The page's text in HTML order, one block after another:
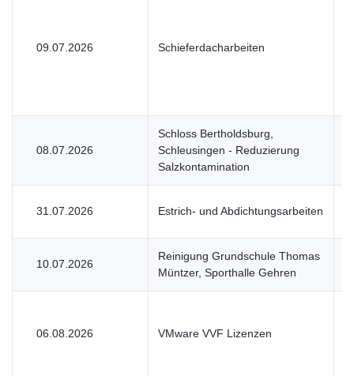
09.07.2026 Schieferdacharbeiten
08.07.2026
Schloss Bertholdsburg,
Schleusingen - Reduzierung
Salzkontamination
31.07.2026 Estrich- und Abdichtungsarbeiten
10.07.2026
Reinigung Grundschule Thomas
Müntzer, Sporthalle Gehren
06.08.2026 VMware VVF Lizenzen